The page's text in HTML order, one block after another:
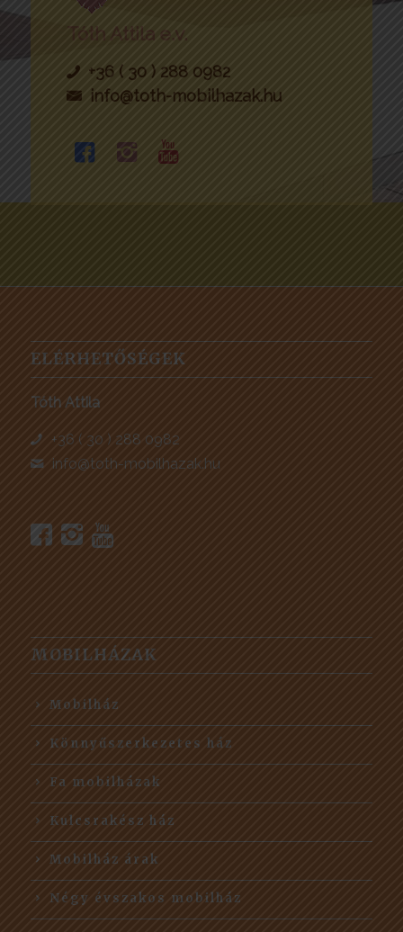
Tóth Attila e.v.
+36 ( 30 ) 288 0982
info@toth-mobilhazak.hu
ELÉRHETŐSÉGEK
Tóth Attila
+36 ( 30 ) 288 0982
info@toth-mobilhazak.hu
MOBILHÁZAK
Mobilház
Könnyűszerkezetes ház
Fa mobilházak
Kulcsrakész ház
Mobilház árak
Négy évszakos mobilház